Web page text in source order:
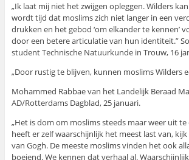
„Ik laat mij niet het zwijgen opleggen. Wilders
wordt tijd dat moslims zich niet langer in een
drukken en het gebod ‘om elkander te kennen’
door een betere articulatie van hun identiteit.”
student Technische Natuurkunde in Trouw, 16
„Door rustig te blijven, kunnen moslims Wilders
Mohammed Rabbae van het Landelijk Beraad
AD/Rotterdams Dagblad, 25 januari.
„Het is dom om moslims steeds maar weer uit te
heeft er zelf waarschijnlijk het meest last van,
van Gogh. De meeste moslims vinden het ook
boeiend. We kennen dat verhaal al.